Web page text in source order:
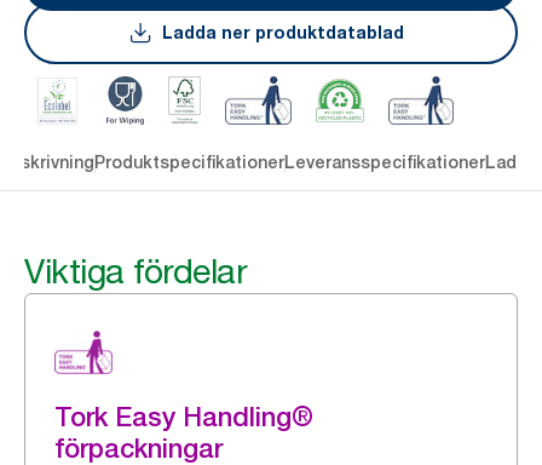
Ladda ner produktdatablad
ProduktspecifikationerLeveransspecifikationerLadda
Viktiga fördelar
Tork Easy Handling®
förpackningar